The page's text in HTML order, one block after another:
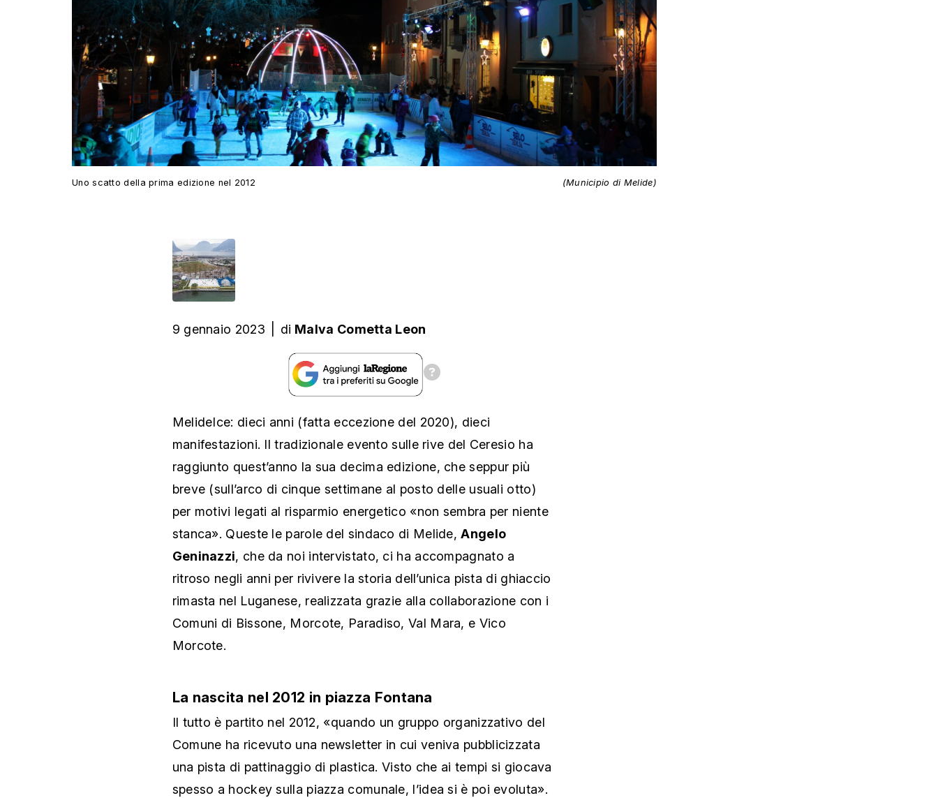
Uno scatto della prima edizione nel 2012 (Municipio di Melide)
9 gennaio 2023 di Malva Cometta Leon
MelideIce: dieci anni (fatta eccezione del 2020), dieci
manifestazioni. Il tradizionale evento sulle rive del Ceresio ha
raggiunto quest’anno la sua decima edizione, che seppur più
breve (sull’arco di cinque settimane al posto delle usuali otto)
per motivi legati al risparmio energetico «non sembra per niente
stanca». Queste le parole del sindaco di Melide,Angelo
Geninazzi, che da noi intervistato, ci ha accompagnato a
ritroso negli anni per rivivere la storia dell’unica pista di ghiaccio
rimasta nel Luganese, realizzata grazie alla collaborazione con i
Comuni di Bissone, Morcote, Paradiso, Val Mara, e Vico
Morcote.
La nascita nel 2012 in piazza Fontana
Il tutto è partito nel 2012, «quando un gruppo organizzativo del
Comune ha ricevuto una newsletter in cui veniva pubblicizzata
una pista di pattinaggio di plastica. Visto che ai tempi si giocava
spesso a hockey sulla piazza comunale, l’idea si è poi evoluta».